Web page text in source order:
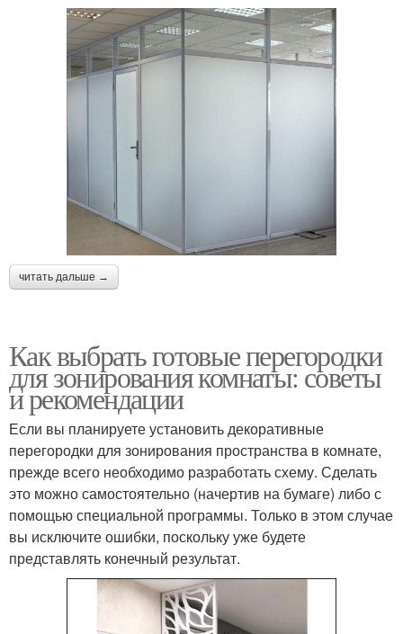
читать дальше →
Как выбрать готовые перегородки
для зонирования комнаты: советы
и рекомендации
Если вы планируете установить декоративные
перегородки для зонирования пространства в комнате,
прежде всего необходимо разработать схему. Сделать
это можно самостоятельно (начертив на бумаге) либо с
помощью специальной программы. Только в этом случае
вы исключите ошибки, поскольку уже будете
представлять конечный результат.